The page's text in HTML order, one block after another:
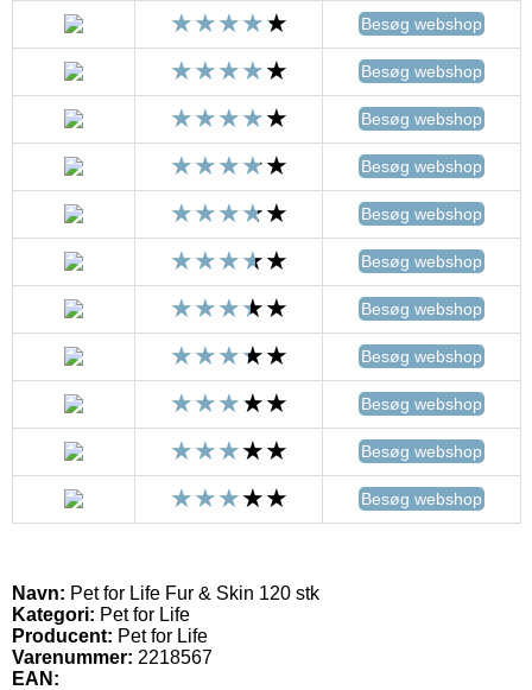
Besøg webshop
Besøg webshop
Besøg webshop
Besøg webshop
Besøg webshop
Besøg webshop
Besøg webshop
Besøg webshop
Besøg webshop
Besøg webshop
Besøg webshop
Navn: Pet for Life Fur & Skin 120 stk
Kategori: Pet for Life
Producent: Pet for Life
Varenummer: 2218567
EAN: